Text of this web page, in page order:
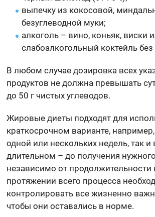
выпечку из кокосовой,
безуглеводной муки;
алкоголь – вино, коньяк, виски
слабоалкогольный коктейль без
В любом случае дозировка всех
продуктов не должна превышать
до 50 г чистых углеводов.
Жировые диеты подходят для
краткосрочном варианте,
одной или нескольких недель, так и
длительном – до получения
независимо от продолжительности
протяжении всего процесса
контролировать все жизненно
чтобы они оставались в норме.